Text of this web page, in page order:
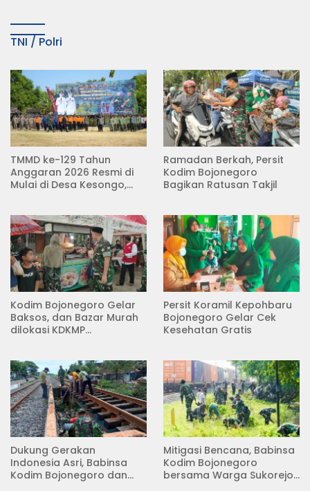
TNI / Polri
TMMD ke-129 Tahun
Anggaran 2026 Resmi di
Mulai di Desa Kesongo,
Ramadan Berkah, Persit
Kodim Bojonegoro
Bagikan Ratusan Takjil
Kodim Bojonegoro Gelar
Baksos, dan Bazar Murah
dilokasi KDKMP
Persit Koramil Kepohbaru
Bojonegoro Gelar Cek
Kesehatan Gratis
Dukung Gerakan
Indonesia Asri, Babinsa
Kodim Bojonegoro dan
Mitigasi Bencana, Babinsa
Kodim Bojonegoro
bersama Warga Sukorejo